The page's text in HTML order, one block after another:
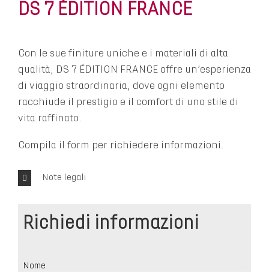
DS 7 ÉDITION FRANCE
Con le sue finiture uniche e i materiali di alta
qualità, DS 7 ÉDITION FRANCE offre un’esperienza
di viaggio straordinaria, dove ogni elemento
racchiude il prestigio e il comfort di uno stile di
vita raffinato.
Compila il form per richiedere informazioni.
Note legali
Richiedi informazioni
Nome